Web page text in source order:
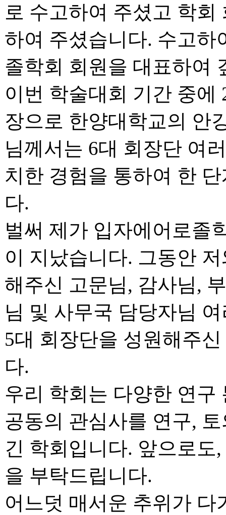
로 수고하여 주셨고 학
하여 주셨습니다. 수고
졸학회 회원을 대표하여
이번 학술대회 기간 중에
장으로 한양대학교의 안
님께서는 6대 회장단 여
치한 경험을 통하여 한
다.
벌써 제가 입자에어로졸
이 지났습니다. 그동안
해주신 고문님, 감사님,
님 및 사무국 담당자님
5대 회장단을 성원해주
다.
우리 학회는 다양한 연
공동의 관심사를 연구,
긴 학회입니다. 앞으로
을 부탁드립니다.
어느덧 매서운 추위가